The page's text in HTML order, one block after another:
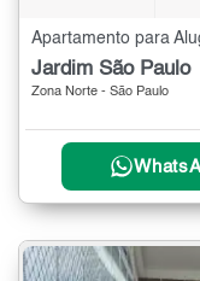
Apartamento para
Jardim São Paulo
Zona Norte - São Paulo